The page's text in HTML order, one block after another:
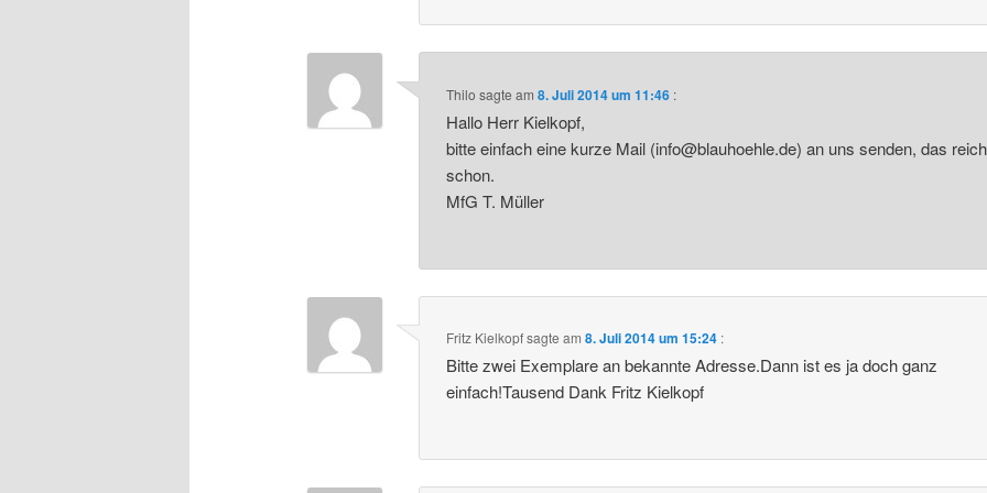
Thilo sagte am8. Juli 2014 um 11:46 :
Hallo Herr Kielkopf,
bitte einfach eine kurze Mail (info@blauhoehle.de) an uns senden, das
schon.
MfG T. Müller
Fritz Kielkopfsagte am8. Juli 2014 um 15:24 :
Bitte zwei Exemplare an bekannte Adresse.Dann ist es ja doch ganz
einfach!Tausend Dank Fritz Kielkopf